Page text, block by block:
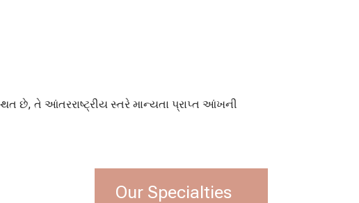
છે, તે આંતરરાષ્ટ્રીય સ્તરે માન્યતા પ્રાપ્ત આંખની
Our Specialties